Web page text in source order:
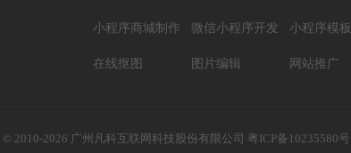
小程序商城制作 微信小程序开发 小程序模板
在线抠图 图片编辑 网站推广
© 2010-2026 广州凡科互联网科技股份有限公司 粤ICP备10235580号